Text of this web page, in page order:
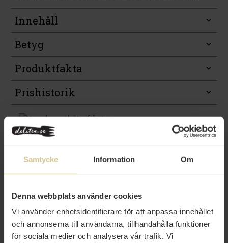
Samtycke Information Om
Denna webbplats använder cookies
Vi använder enhetsidentifierare för att anpassa innehållet
och annonserna till användarna, tillhandahålla funktioner
för sociala medier och analysera vår trafik. Vi
Innehåll
Betyg
Produktfakta
Prishistorik
Relaterade varor